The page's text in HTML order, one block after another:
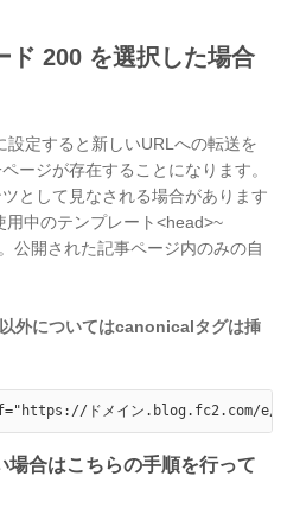
ド 200 を選択した場合
定すると新しいURLへの転送を
ージが存在することになります。
として見なされる場合があります
中のテンプレート<head>~
公開された記事ページ内のみの自
外についてはcanonicalタグは挿
合はこちらの手順を行って